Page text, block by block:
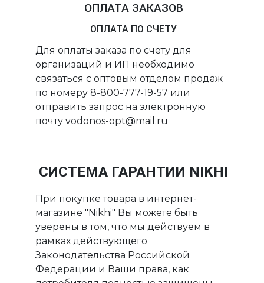
ОПЛАТА ЗАКАЗОВ
ОПЛАТА ПО СЧЕТУ
Для оплаты заказа по счету для
организаций и ИП необходимо
связаться с оптовым отделом продаж
по номеру 8-800-777-19-57 или
отправить запрос на электронную
почту vodonos-opt@mail.ru
СИСТЕМА ГАРАНТИИ NIKHI
При покупке товара в интернет-
магазине "Nikhi" Вы можете быть
уверены в том, что мы действуем в
рамках действующего
Законодательства Российской
Федерации и Ваши права, как